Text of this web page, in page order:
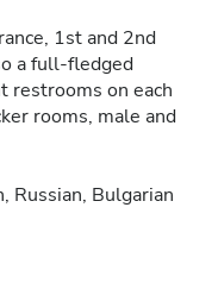
1st and 2nd
a full-fledged
restrooms on each
rooms, male and
Russian, Bulgarian